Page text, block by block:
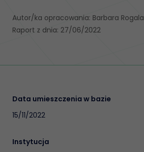
Autor/ka opracowania: Barbara Rogala
Raport z dnia: 27/06/2022
Data umieszczenia w bazie
15/11/2022
Instytucja